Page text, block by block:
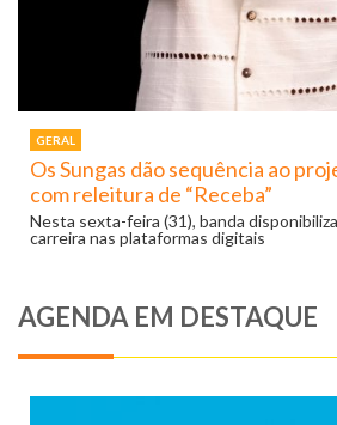
GERAL
Os Sungas dão sequência ao
com releitura de “Receba”
Nesta sexta-feira (31), banda
carreira nas plataformas digitais
AGENDA EM DESTAQUE